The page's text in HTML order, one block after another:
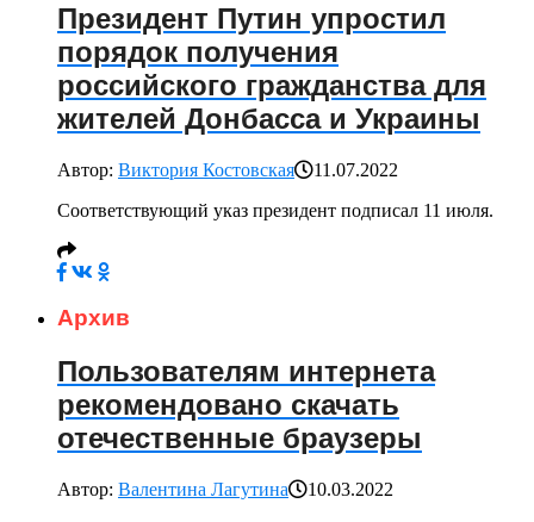
Президент Путин упростил
порядок получения
российского гражданства для
жителей Донбасса и Украины
Автор: Виктория Костовская
11.07.2022
Соответствующий указ президент подписал 11 июля.
Архив
Пользователям интернета
рекомендовано скачать
отечественные браузеры
Автор: Валентина Лагутина
10.03.2022